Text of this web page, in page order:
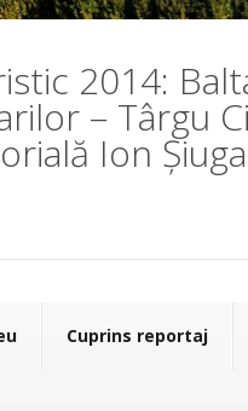
2014:
– Târgu
Ion
Cuprins reportaj